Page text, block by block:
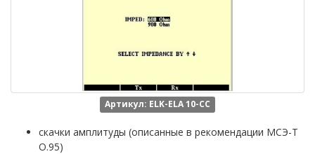
Артикул: ELK-ELA 10-СС
скачки амплитуды (описанные в рекомендации МСЭ-Т
О.95)